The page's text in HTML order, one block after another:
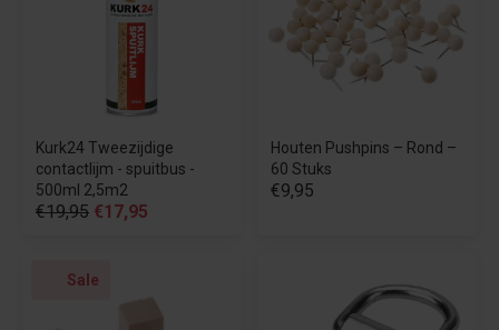
Kurk24 Tweezijdige
contactlijm - spuitbus -
500ml 2,5m2
€19,95 €17,95
Houten Pushpins – Rond –
60 Stuks
€9,95
Sale